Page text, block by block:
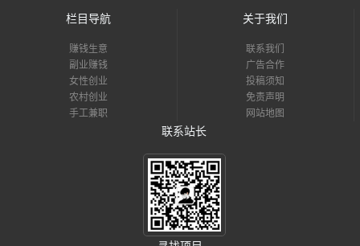
栏目导航
赚钱生意
副业赚钱
女性创业
农村创业
手工兼职
关于我们
联系我们
广告合作
投稿须知
免责声明
网站地图
联系站长